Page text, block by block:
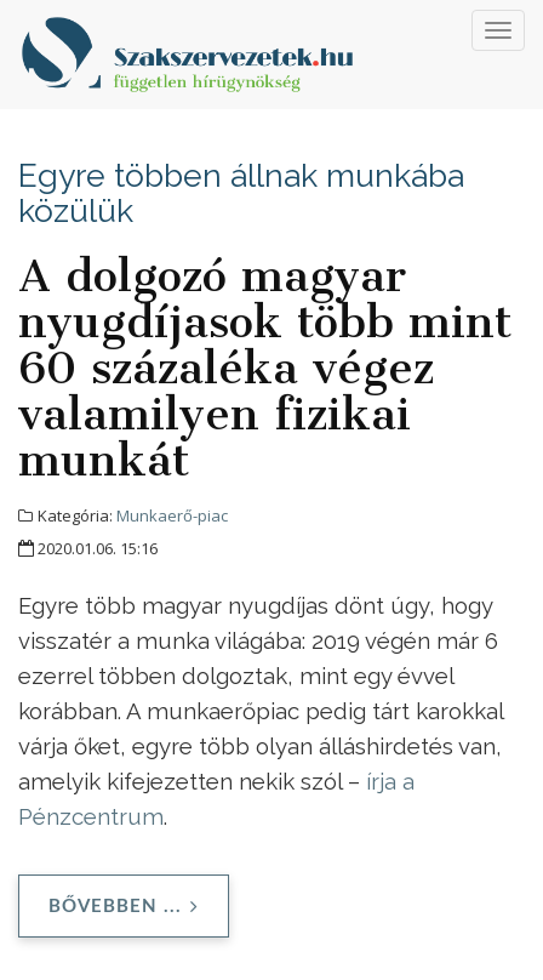
Egyre többen állnak munkába
közülük
A dolgozó magyar
nyugdíjasok több mint
60 százaléka végez
valamilyen fizikai
munkát
Kategória: Munkaerő-piac
2020.01.06. 15:16
Egyre több magyar nyugdíjas dönt úgy, hogy
visszatér a munka világába: 2019 végén már 6
ezerrel többen dolgoztak, mint egy évvel
korábban. A munkaerőpiac pedig tárt karokkal
várja őket, egyre több olyan álláshirdetés van,
amelyik kifejezetten nekik szól – írja a
Pénzcentrum.
BŐVEBBEN ...